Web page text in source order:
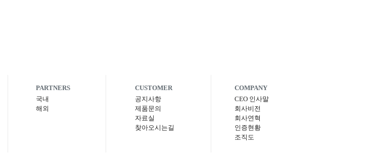
PARTNERS
국내
해외
CUSTOMER
공지사항
제품문의
자료실
찾아오시는길
COMPANY
CEO 인사말
회사비전
회사연혁
인증현황
조직도